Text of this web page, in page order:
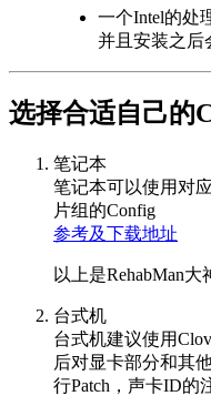
一个Intel的处
并且安装之后
选择合适自己的
笔记本
笔记本可以使用对
片组的Config
参考及下载地址
以上是RehabMan
台式机
台式机建议使用
后对显卡部分和其
行Patch，声卡ID的